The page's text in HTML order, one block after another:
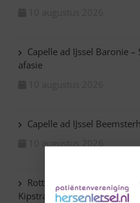
Capelle ad IJssel Baronie
afasie
Capelle ad IJssel
10 augustus 2026
Rotterdam Centrum –
Kipstraat